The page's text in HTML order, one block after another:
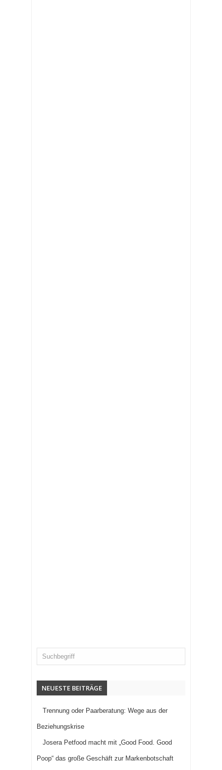
NEUESTE BEITRÄGE
Trennung oder Paarberatung: Wege aus der
Beziehungskrise
Josera Petfood macht mit „Good Food. Good
Poop“ das große Geschäft zur Markenbotschaft